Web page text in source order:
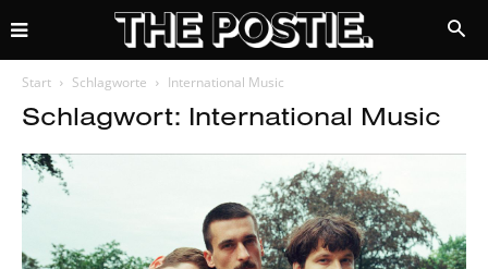
Start Schlagworte International Music
Schlagwort: International Music